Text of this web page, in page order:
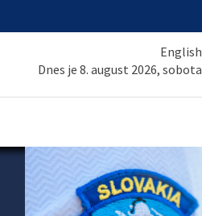
English
Dnes je 8. august 2026, sobota